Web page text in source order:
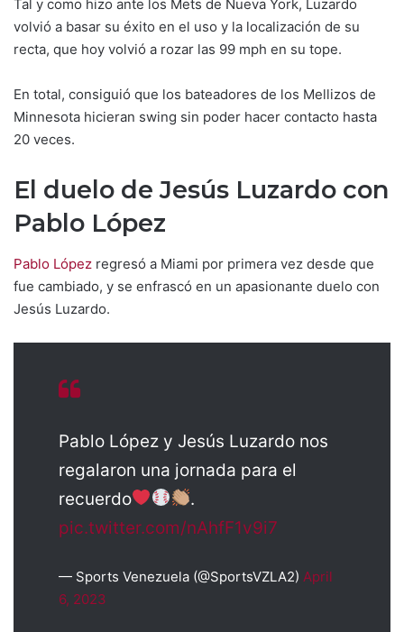
Tal y como hizo ante los Mets de Nueva York, Luzardo
volvió a basar su éxito en el uso y la localización de su
recta, que hoy volvió a rozar las 99 mph en su tope.
En total, consiguió que los bateadores de los Mellizos de
Minnesota hicieran swing sin poder hacer contacto hasta
20 veces.
El duelo de Jesús Luzardo con
Pablo López
Pablo López regresó a Miami por primera vez desde que
fue cambiado, y se enfrascó en un apasionante duelo con
Jesús Luzardo.
Pablo López y Jesús Luzardo nos
regalaron una jornada para el
recuerdo
.
pic.twitter.com/nAhfF1v9i7
— Sports Venezuela (@SportsVZLA2) April
6, 2023